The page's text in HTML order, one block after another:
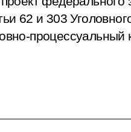
62 и 303
процессуальный